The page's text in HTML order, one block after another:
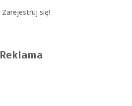
Zarejestruj się!
Reklama